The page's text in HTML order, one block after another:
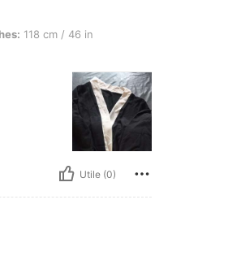
Taille: 80 cm / 31 in, Buste: 113 cm / 44 in,
118 cm / 46 in
Utile (0)